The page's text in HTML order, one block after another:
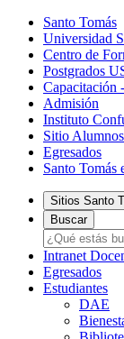
Santo Tomás
Universidad
Centro de
Postgrados
Capacitación
Admisión
Instituto
Sitio
Egresados
Santo Tomás
Sitios Santo
Buscar
Intranet
Egresados
Estudiantes
DAE